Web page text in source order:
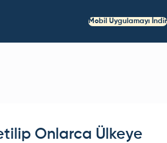
Mobil Uygulamayı İndir
Onlarca Ülkeye